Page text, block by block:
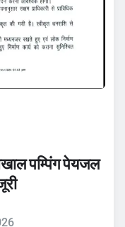
पम्पिंग पेयजल